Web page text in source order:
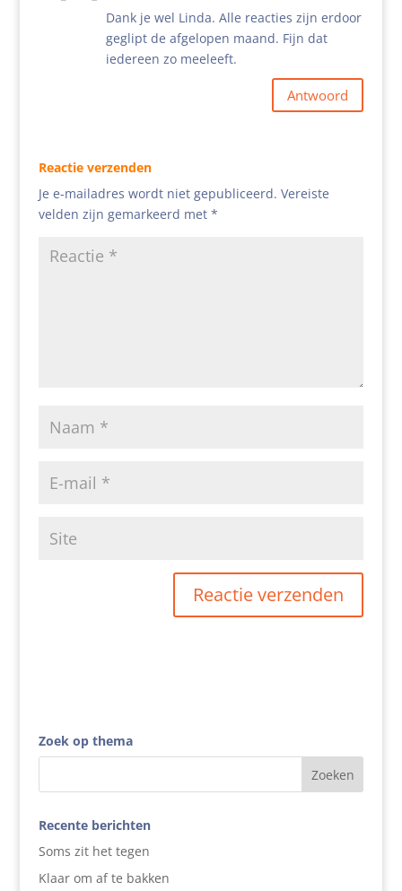
Dank je wel Linda. Alle reacties zijn erdoor
geglipt de afgelopen maand. Fijn dat
iedereen zo meeleeft.
Antwoord
Reactie verzenden
Je e-mailadres wordt niet gepubliceerd. Vereiste
velden zijn gemarkeerd met *
Zoek op thema
Recente berichten
Soms zit het tegen
Klaar om af te bakken